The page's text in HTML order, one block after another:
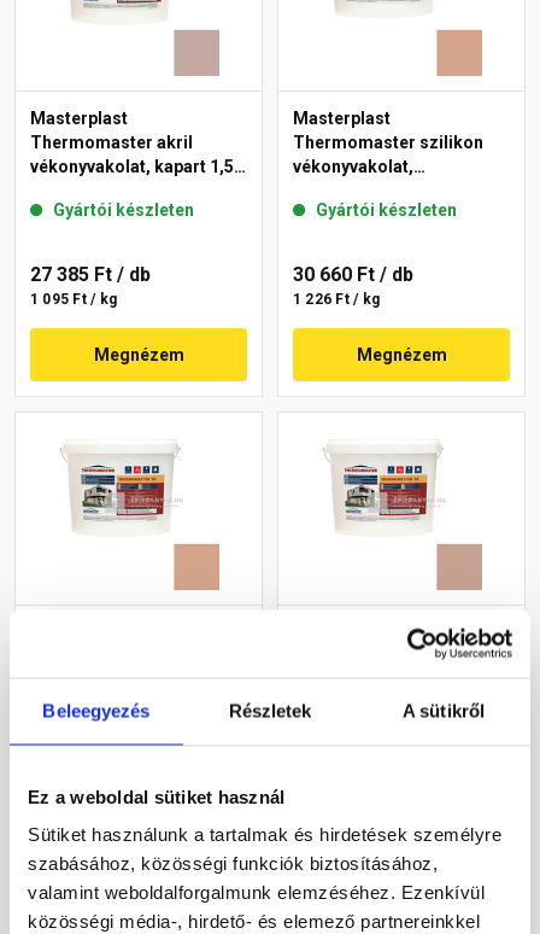
Beleegyezés Részletek A sütikről
Ez a weboldal sütiket használ
Sütiket használunk a tartalmak és hirdetések személyre
szabásához, közösségi funkciók biztosításához,
valamint weboldalforgalmunk elemzéséhez. Ezenkívül
közösségi média-, hirdető- és elemező partnereinkkel
Masterplast
Thermomaster akril
vékonyvakolat, kapart 1,5
Gyártói készleten
27 385 Ft / db
1 095 Ft / kg
Megnézem
Masterplast
Thermomaster szilikon
vékonyvakolat,
12-C 25 kg
Gyártói készleten
30 660 Ft / db
1 226 Ft / kg
Megnézem
mm 12-C 25 kg
Gyártói készleten
30 660 Ft/ db
Megnézem
Thermomaster szilikon
mm 13-C 25 kg
Gyártói készleten
Megnézem